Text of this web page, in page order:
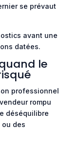
se prévaut
avant une
datées.
le
professionnel
rompu
déséquilibre
des